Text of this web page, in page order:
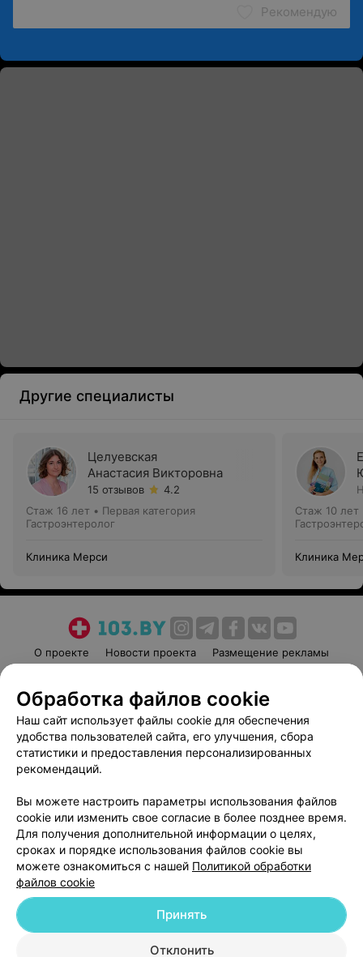
Рекомендую
Другие специалисты
Целуевская
Анастасия Викторовна
15 отзывов
4.2
Стаж 16 лет • Первая категория
Гастроэнтеролог
Клиника Мерси
Стаж 10 лет
Клиника
О проекте Новости проекта
Размещение рекламы
Пользовательское соглашение
Способы оплаты
Вакансии
Партнеры
Написать руководителю 103.by
Обработка персональных данных
© 2026 ООО «Артокс Лаб», УНП 191700409
| 220012, Республика Беларусь,
Обработка файлов cookie
Наш сайт использует файлы cookie для обеспечения
удобства пользователей сайта, его улучшения, сбора
статистики и предоставления персонализированных
рекомендаций.
Вы можете настроить параметры использования файлов
cookie или изменить свое согласие в более позднее время.
Для получения дополнительной информации о целях,
сроках и порядке использования файлов cookie вы
можете ознакомиться с нашей Политикой обработки
файлов cookie
Отклонить
Принять